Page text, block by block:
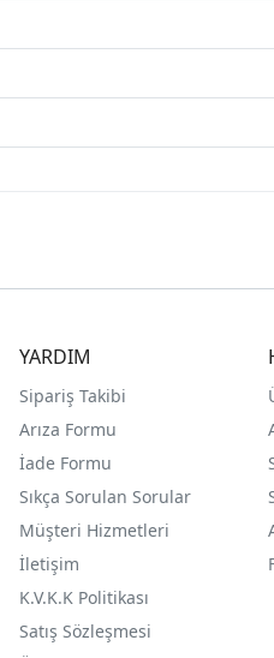
YARDIM
Sipariş Takibi
Arıza Formu
İade Formu
Sıkça Sorulan Sorular
Müşteri Hizmetleri
İletişim
K.V.K.K Politikası
Satış Sözleşmesi